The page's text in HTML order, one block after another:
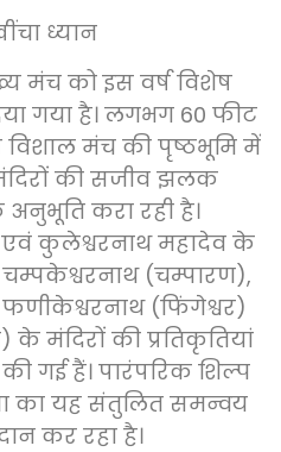
ध्यान
मंच को इस वर्ष विशेष
गया है। लगभग 60 फीट
मंच की पृष्ठभूमि में
की सजीव झलक
करा रही है।
एवं कुलेश्वरनाथ महादेव के
(चम्पारण),
फणीकेश्वरनाथ (फिंगेश्वर)
मंदिरों की प्रतिकृतियां
गई हैं। पारंपरिक शिल्प
यह संतुलित समन्वय
कर रहा है।